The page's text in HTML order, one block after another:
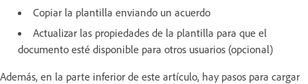
Copiar la plantilla enviando un acuerdo
Actualizar las propiedades de la plantilla para que el
documento esté disponible para otros usuarios (opcional)
Además, en la parte inferior de este artículo, hay pasos para cargar